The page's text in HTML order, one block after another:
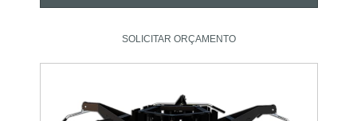
SOLICITAR ORÇAMENTO